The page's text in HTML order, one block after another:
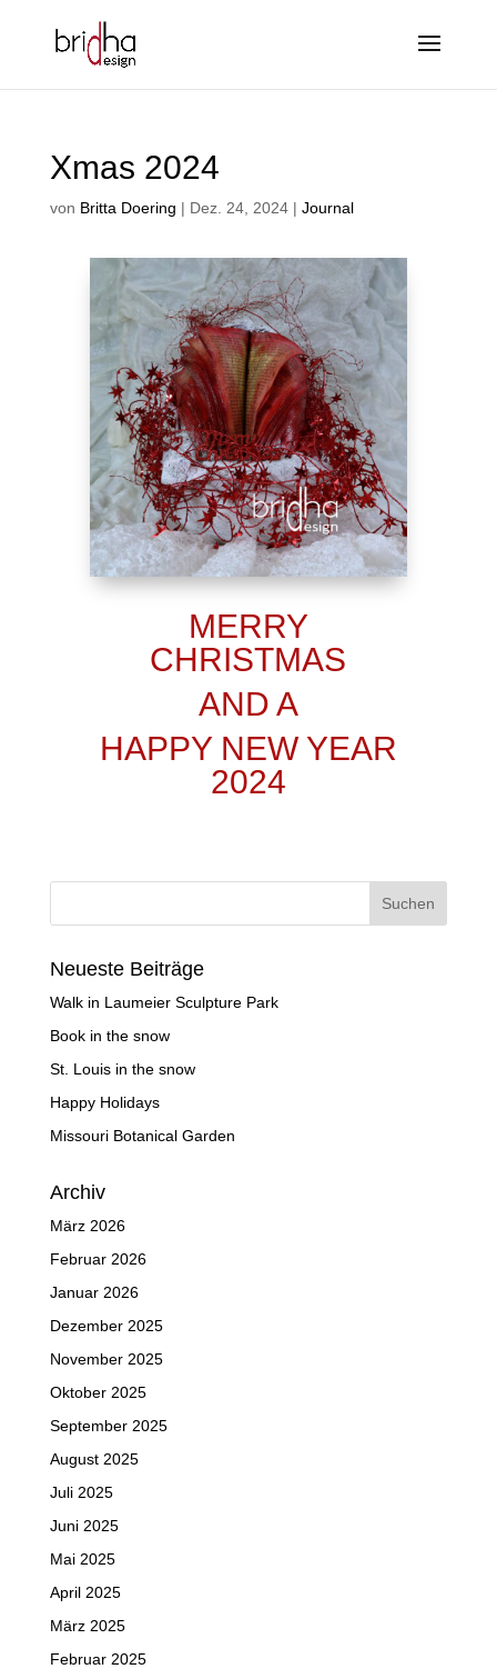
Xmas 2024
von Britta Doering | Dez. 24, 2024| Journal
MERRY
CHRISTMAS
AND A
HAPPY NEW YEAR
2024
Neueste Beiträge
Walk in Laumeier Sculpture Park
Book in the snow
St. Louis in the snow
Happy Holidays
Missouri Botanical Garden
Archiv
März 2026
Februar 2026
Januar 2026
Dezember 2025
November 2025
Oktober 2025
September 2025
August 2025
Juli 2025
Juni 2025
Mai 2025
April 2025
März 2025
Februar 2025